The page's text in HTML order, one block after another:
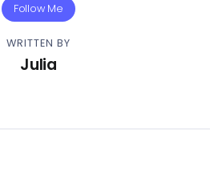
Follow Me
WRITTEN BY
Julia